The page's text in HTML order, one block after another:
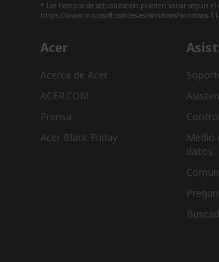
* Los tiempos de actualización pueden variar según
https://www.microsoft.com/es-es/windows/windows-
Acer
Acerca de Acer
ACER.COM
Prensa
Acer Black Friday
Medio
datos